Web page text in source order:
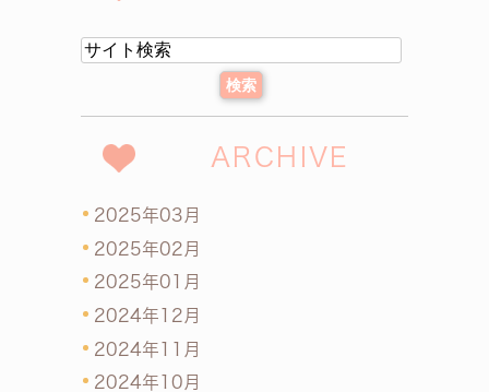
ARCHIVE
2025年03月
2025年02月
2025年01月
2024年12月
2024年11月
2024年10月